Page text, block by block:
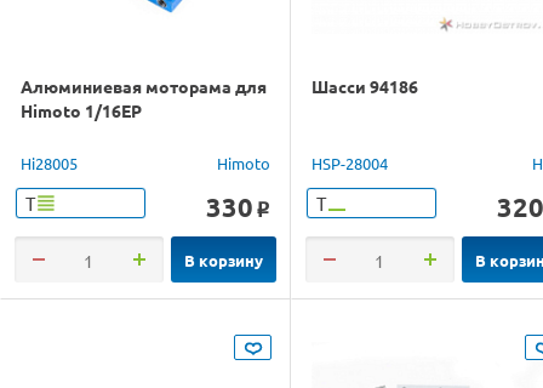
Алюминиевая моторама для
Himoto 1/16EP
Hi28005 Himoto
Т 330 o
В корзину
Шасси 94186
HSP-28004
Т 320
В